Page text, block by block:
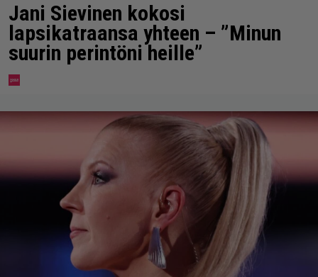
Jani Sievinen kokosi
lapsikatraansa yhteen – ”Minun
suurin perintöni heille”